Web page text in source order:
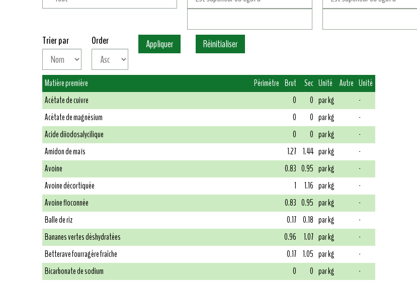
Trier par Order
Matière première Périmètre Brut Sec Unité Autre Unité
Acétate de cuivre
0 0 par kg
-
Acétate de magnésium
0 0 par kg
-
Acide diiodosalycilique
0 0 par kg
-
Amidon de maïs
1.27 1.44 par kg
-
Avoine
0.83 0.95 par kg
-
Avoine décortiquée
1 1.16 par kg
-
Avoine floconnée
0.83 0.95 par kg
-
Balle de riz
0.17 0.18 par kg
-
Bananes vertes déshydratées
0.96 1.07 par kg
-
Betterave fourragère fraîche
0.17 1.05 par kg
-
Bicarbonate de sodium
0 0 par kg
-